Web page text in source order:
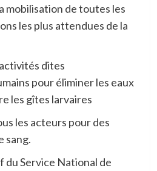
mobilisation de toutes les
les plus attendues de la
dites
pour éliminer les eaux
les gîtes larvaires
les acteurs pour des
sang.
du Service National de